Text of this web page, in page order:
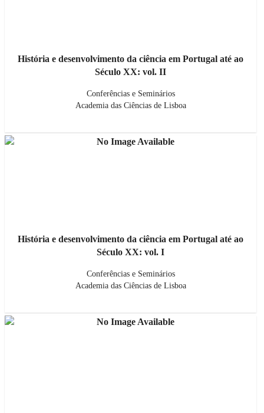
História e desenvolvimento da ciência em Portugal até ao
Século XX: vol. II
Conferências e Seminários
Academia das Ciências de Lisboa
História e desenvolvimento da ciência em Portugal até ao
Século XX: vol. I
Conferências e Seminários
Academia das Ciências de Lisboa